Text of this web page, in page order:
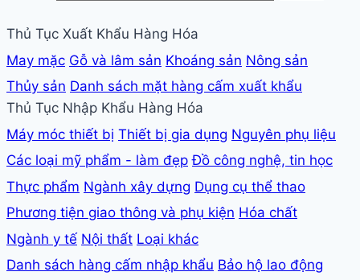
Thủ Tục Xuất Khẩu Hàng Hóa
May mặc Gỗ và lâm sản Khoáng sản Nông sản
Thủy sản Danh sách mặt hàng cấm xuất khẩu
Thủ Tục Nhập Khẩu Hàng Hóa
Máy móc thiết bị Thiết bị gia dụng Nguyên phụ liệu
Các loại mỹ phẩm - làm đẹp Đồ công nghệ, tin học
Thực phẩm Ngành xây dựng Dụng cụ thể thao
Phương tiện giao thông và phụ kiện Hóa chất
Ngành y tế Nội thất Loại khác
Danh sách hàng cấm nhập khẩu Bảo hộ lao động